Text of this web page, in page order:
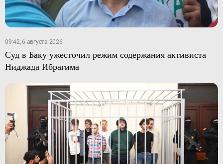
09:42, 6 августа 2026
Суд в Баку ужесточил режим содержания активиста
Ниджада Ибрагима